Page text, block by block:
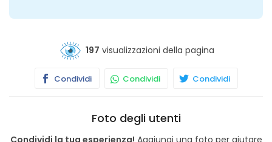
197 visualizzazioni della pagina
Condividi Condividi Condividi
Foto degli utenti
Condividi la tua esperienza! Aggiungi una foto per aiutare